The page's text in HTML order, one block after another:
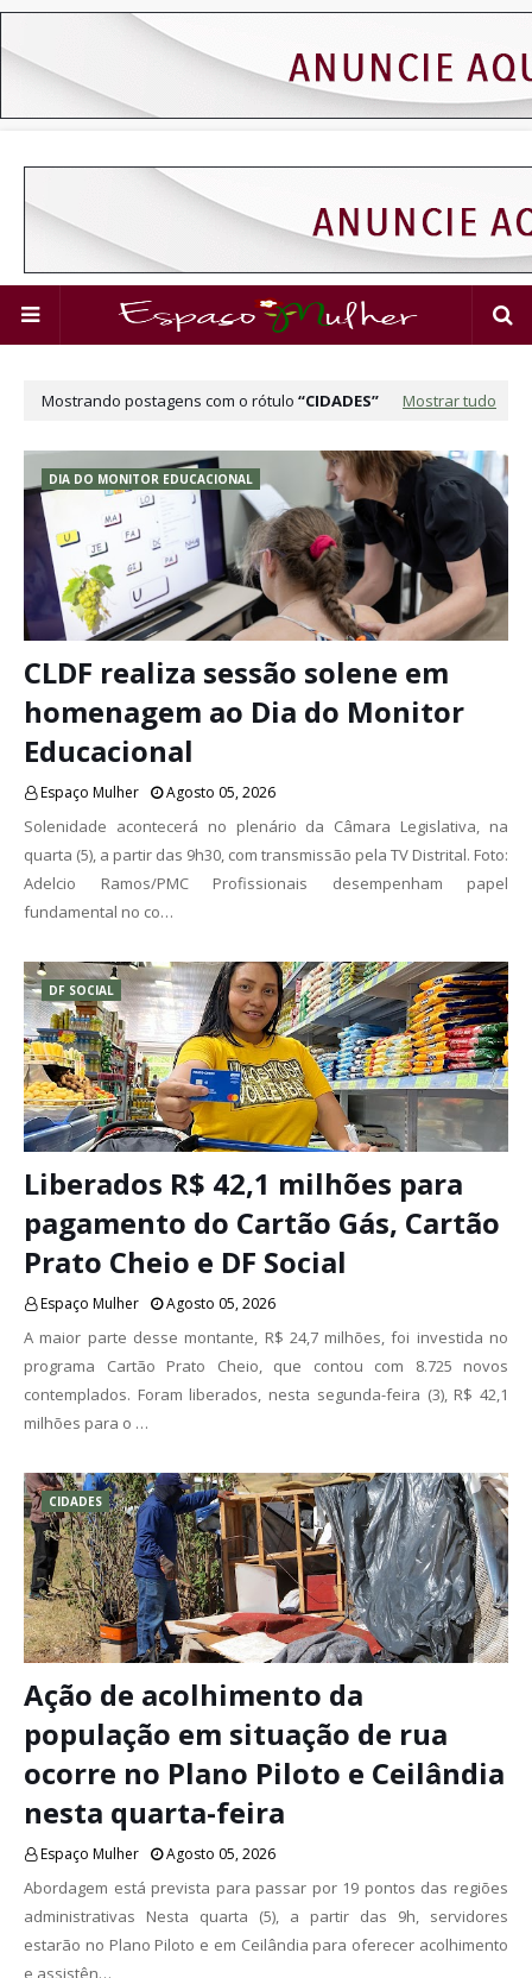
Mostrando postagens com o rótulo CIDADES Mostrar tudo
DIA DO MONITOR EDUCACIONAL
CLDF realiza sessão solene em
homenagem ao Dia do Monitor
Educacional
Espaço Mulher Agosto 05, 2026
Solenidade acontecerá no plenário da Câmara Legislativa, na
quarta (5), a partir das 9h30, com transmissão pela TV Distrital. Foto:
Adelcio Ramos/PMC Profissionais desempenham papel
fundamental no co…
DF SOCIAL
Liberados R$ 42,1 milhões para
pagamento do Cartão Gás, Cartão
Prato Cheio e DF Social
Espaço Mulher Agosto 05, 2026
A maior parte desse montante, R$ 24,7 milhões, foi investida no
programa Cartão Prato Cheio, que contou com 8.725 novos
contemplados. Foram liberados, nesta segunda-feira (3), R$ 42,1
milhões para o …
CIDADES
Ação de acolhimento da
população em situação de rua
ocorre no Plano Piloto e Ceilândia
nesta quarta-feira
Espaço Mulher Agosto 05, 2026
Abordagem está prevista para passar por 19 pontos das regiões
administrativas Nesta quarta (5), a partir das 9h, servidores
estarão no Plano Piloto e em Ceilândia para oferecer acolhimento
e assistên…